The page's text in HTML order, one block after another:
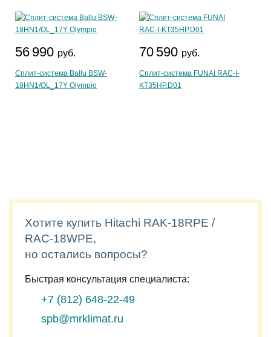
56 990 руб.
Сплит-система Ballu BSW-
18HN1/OL_17Y Olympio
70 590 руб.
Сплит-система FUNAI RAC-I-
KT35HP.D01
Хотите купить Hitachi RAK-18RPE /
RAC-18WPE,
но остались вопросы?
Быстрая консультация специалиста:
+7 (812) 648-22-49
spb@mrklimat.ru